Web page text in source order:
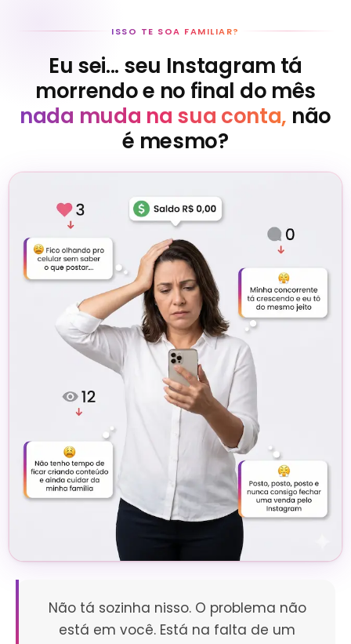
ISSO TE SOA FAMILIAR?
Eu sei... seu Instagram tá
morrendo e no final do mês
nada muda na sua conta, não
é mesmo?
Não tá sozinha nisso. O problema não
está em você. Está na falta de um